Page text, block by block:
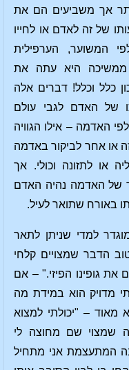
אך משביעים הם את
של זה לאדם או לחייו
המשוער, הערפילית
ממשיכה היא עתה את
כלל וכלל! דברים אלה
של האדם לגבי עולם
האדמה – אילו הגוויה
או אחר לביקור באדמה
או לתזונה וכולי. אך
של האדמה נהיה האדם
באורח שתואר לעיל.
למדי שניתן לתאר
הדבר שמצויים קלחי
את גופינו הפיזי." – אם
מדויק הוא במידת מה
– "יכולתי למצוא
שמצוי שם מחוצה לי
המתעצמת אני מתחיל